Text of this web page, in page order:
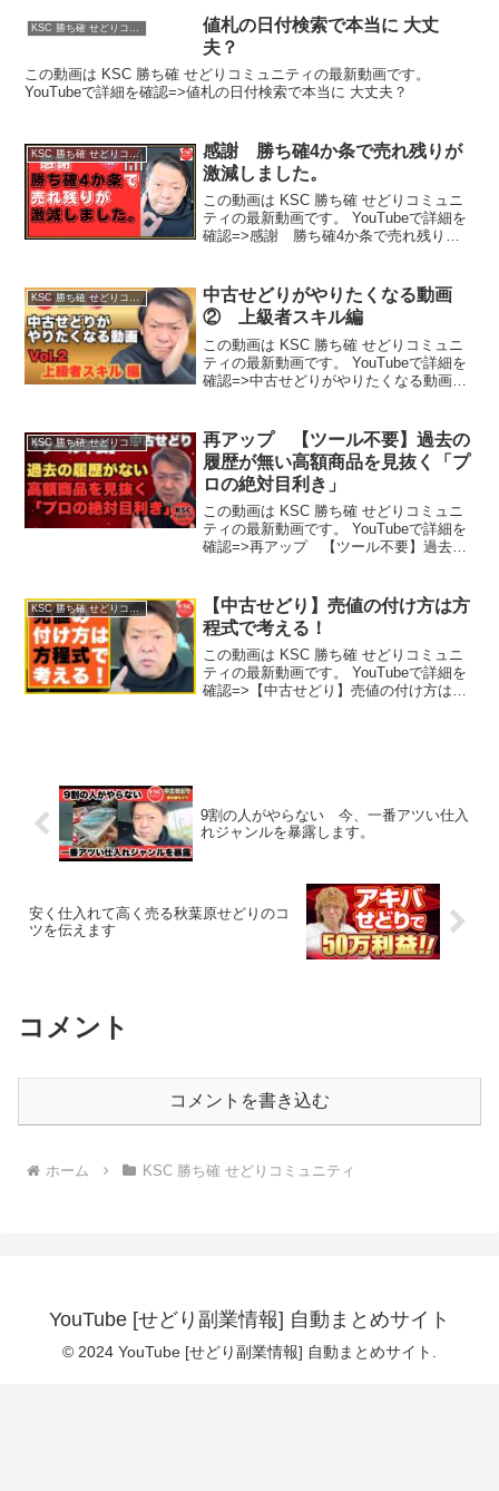
値札の日付検索で本当に 大丈
夫？
この動画は KSC 勝ち確 せどりコミュニティの最新動画です。
YouTubeで詳細を確認=>値札の日付検索で本当に 大丈夫？
KSC 勝ち確 せどりコミュニティ
感謝 勝ち確4か条で売れ残りが
激減しました。
この動画は KSC 勝ち確 せどりコミュニ
ティの最新動画です。 YouTubeで詳細を
確認=>感謝 勝ち確4か条で売れ残りが
KSC 勝ち確 せどりコミュニティ
中古せどりがやりたくなる動画
② 上級者スキル編
この動画は KSC 勝ち確 せどりコミュニ
ティの最新動画です。 YouTubeで詳細を
確認=>中古せどりがやりたくなる動画
KSC 勝ち確 せどりコミュニティ
再アップ 【ツール不要】過去の
履歴が無い高額商品を見抜く「プ
ロの絶対目利き」
この動画は KSC 勝ち確 せどりコミュニ
ティの最新動画です。 YouTubeで詳細を
確認=>再アップ 【ツール不要】過去の
KSC 勝ち確 せどりコミュニティ
【中古せどり】売値の付け方は方
程式で考える！
この動画は KSC 勝ち確 せどりコミュニ
ティの最新動画です。 YouTubeで詳細を
確認=>【中古せどり】売値の付け方は方
9割の人がやらない 今、一番アツい仕入
れジャンルを暴露します。
安く仕入れて高く売る秋葉原せどりのコ
ツを伝えます
コメント
コメントを書き込む
ホーム KSC 勝ち確 せどりコミュニティ
YouTube [せどり副業情報] 自動まとめサイト
© 2024 YouTube [せどり副業情報] 自動まとめサイト.